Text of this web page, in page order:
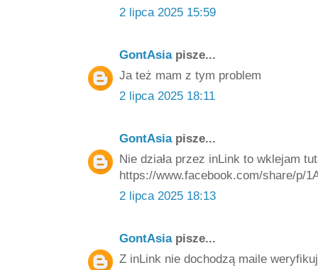
2 lipca 2025 15:59
GontAsiapisze...
Ja też mam z tym problem
2 lipca 2025 18:11
GontAsiapisze...
Nie działa przez inLink to wklejam
https://www.facebook.com/share/p/
2 lipca 2025 18:13
GontAsiapisze...
Z inLink nie dochodzą maile